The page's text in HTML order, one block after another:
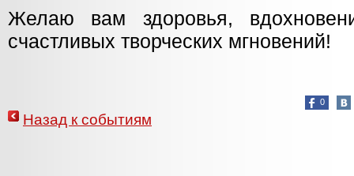
Желаю вам здоровья,
счастливых творческих мгновений!
0
Назад к событиям